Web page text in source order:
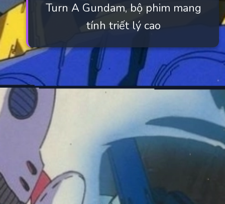
Turn A Gundam, bộ phim mang
tính triết lý cao
Đang mở https://manhua.edu.vn/nhung-bo-anime-gundam-hay-nhat